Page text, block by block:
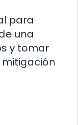
para
una
y tomar